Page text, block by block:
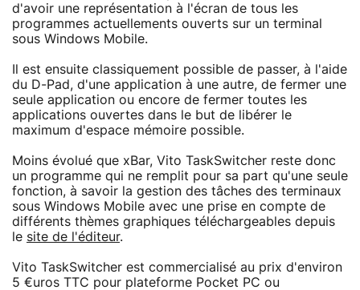
d'avoir une représentation à l'écran de tous les
programmes actuellements ouverts sur un terminal
sous Windows Mobile.
Il est ensuite classiquement possible de passer, à l'aide
du D-Pad, d'une application à une autre, de fermer une
seule application ou encore de fermer toutes les
applications ouvertes dans le but de libérer le
maximum d'espace mémoire possible.
Moins évolué que xBar, Vito TaskSwitcher reste donc
un programme qui ne remplit pour sa part qu'une seule
fonction, à savoir la gestion des tâches des terminaux
sous Windows Mobile avec une prise en compte de
différents thèmes graphiques téléchargeables depuis
le site de l'éditeur.
Vito TaskSwitcher est commercialisé au prix d'environ
5 €uros TTC pour plateforme Pocket PC ou